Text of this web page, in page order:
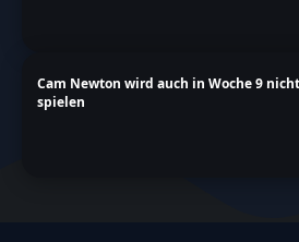
Cam Newton wird auch in Woche 9 nicht
spielen